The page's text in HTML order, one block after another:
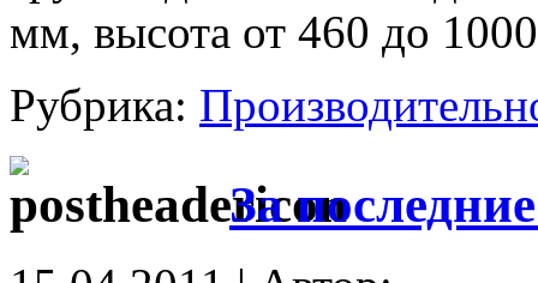
мм, высота от 460 до
Рубрика:
За